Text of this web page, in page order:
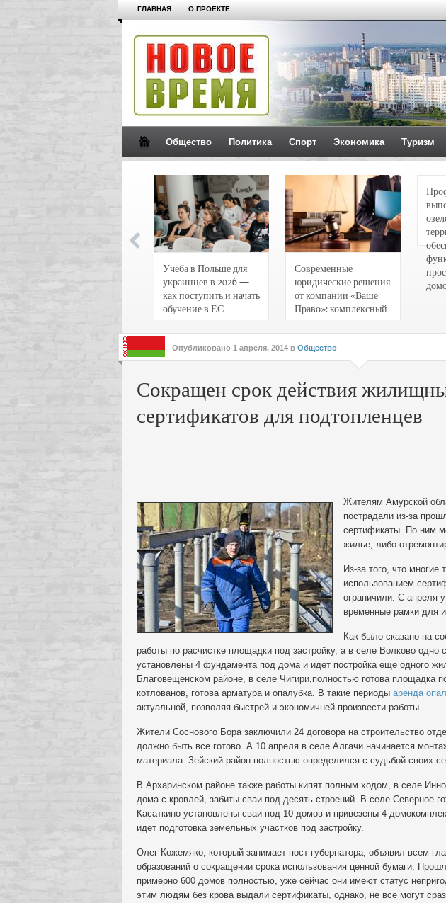
ГЛАВНАЯ О ПРОЕКТЕ
Общество Политика Спорт Экономика Туризм
Учёба в Польше для
украинцев в 2026 —
как поступить и начать
обучение в ЕС
Современные
юридические решения
от компании «Ваше
Право»: комплексный
интересов клиентов
Опубликовано 1 апреля, 2014 в Общество
Сокращен срок действия
сертификатов для подтопленцев
Жителям Амурской
пострадали из-за
сертификаты. По ним
жилье, либо
Из-за того, что многие
использованием
ограничили. С апреля
временные рамки для
Как было сказано на
работы по расчистке площадки под застройку, а в селе Волково одно
установлены 4 фундамента под дома и идет постройка еще одного
Благовещенском районе, в селе Чигири,полностью готова площадка
котлованов, готова арматура и опалубка. В такие периоды аренда
актуальной, позволяя быстрей и экономичней произвести работы.
Жители Соснового Бора заключили 24 договора на строительство
должно быть все готово. А 10 апреля в селе Алгачи начинается
материала. Зейский район полностью определился с судьбой своих
В Архаринском районе также работы кипят полным ходом, в селе
дома с кровлей, забиты сваи под десять строений. В селе Северное
Касаткино установлены сваи под 10 домов и привезены 4
идет подготовка земельных участков под застройку.
Олег Кожемяко, который занимает пост губернатора, объявил всем
образований о сокращении срока использования ценной бумаги.
примерно 600 домов полностью, уже сейчас они имеют статус
этим людям без крова выдали сертификаты, однако, не все могут